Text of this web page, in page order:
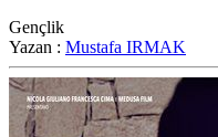
Gençlik
Yazan : Mustafa IRMAK